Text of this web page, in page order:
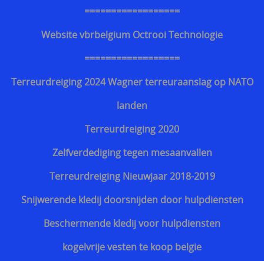
==================
Website vbrbelgium Octrooi Technologie
==================
Terreurdreiging 2024 Wagner terreuraanslag op NATO
landen
Terreurdreiging 2020
Zelfverdediging tegen mesaanvallen
Terreurdreiging Nieuwjaar 2018-2019
Snijwerende kledij doorsnijden door hulpdiensten
Beschermende kledij voor hulpdiensten
kogelvrije vesten te koop belgie